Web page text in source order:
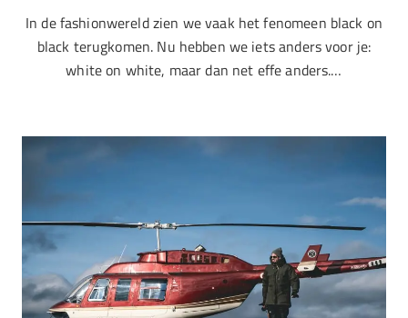
In de fashionwereld zien we vaak het fenomeen black on
black terugkomen. Nu hebben we iets anders voor je:
white on white, maar dan net effe anders.…